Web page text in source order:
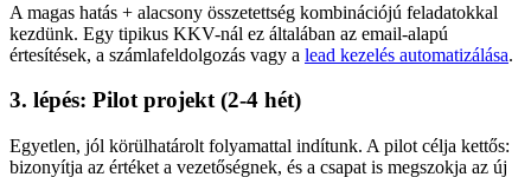
A magas hatás + alacsony összetettség kombinációjú feladatokkal
kezdünk. Egy tipikus KKV-nál ez általában az email-alapú
értesítések, a számlafeldolgozás vagy a lead kezelés automatizálása.
3. lépés: Pilot projekt (2-4 hét)
Egyetlen, jól körülhatárolt folyamattal indítunk. A pilot célja kettős:
bizonyítja az értéket a vezetőségnek, és a csapat is megszokja az új